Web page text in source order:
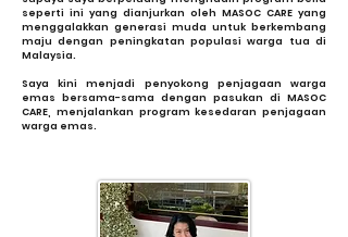
seperti ini yang dianjurkan oleh MASOC CARE yang
menggalakkan generasi muda untuk berkembang
maju dengan peningkatan populasi warga tua di
Malaysia.
Saya kini menjadi penyokong penjagaan warga
emas bersama-sama dengan pasukan di MASOC
CARE, menjalankan program kesedaran penjagaan
warga emas.